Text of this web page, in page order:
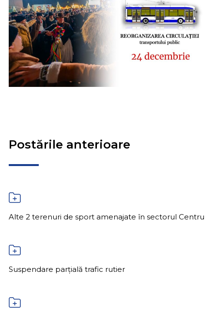
Postările anterioare
Alte 2 terenuri de sport amenajate în sectorul Centru
Suspendare parțială trafic rutier